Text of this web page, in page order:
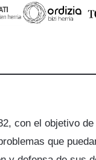
con el objetivo
que